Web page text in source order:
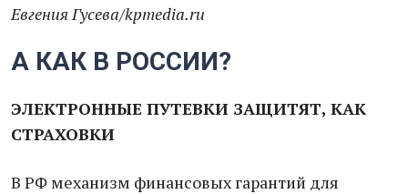
Евгения Гусева/kpmedia.ru
А КАК В РОССИИ?
ЭЛЕКТРОННЫЕ ПУТЕВКИ ЗАЩИТЯТ, КАК
СТРАХОВКИ
В РФ механизм финансовых гарантий для